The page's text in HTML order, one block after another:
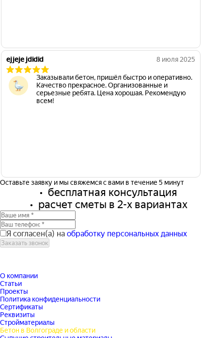
ejjeje jdidid 8 июля 2025
Заказывали бетон, пришёл быстро и оперативно.
Качество прекрасное. Организованные и
серьезные ребята. Цена хорошая. Рекомендую
всем!
Оставьте заявку и мы свяжемся с вами в течение 5 минут
бесплатная консультация
расчет сметы в 2-х вариантах
Я согласен(а) на обработку персональных данных
Заказать звонок
О компании
Статьи
Проекты
Политика конфиденциальности
Сертификаты
Реквизиты
Стройматериалы
Бетон в Волгограде и области